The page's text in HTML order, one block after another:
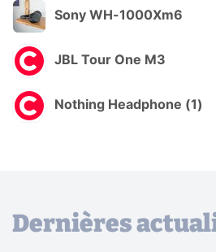
Sony WH-1000Xm6
JBL Tour One M3
Nothing Headphone (1)
Dernières